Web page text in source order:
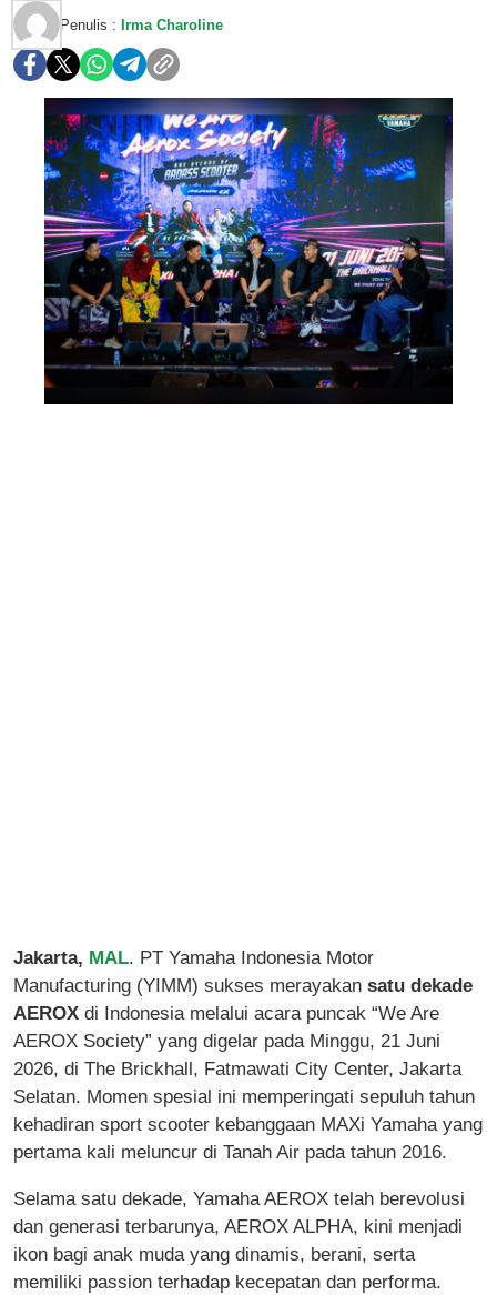
Penulis : Irma Charoline
Jakarta, MAL. PT Yamaha Indonesia Motor
Manufacturing (YIMM) sukses merayakan satu dekade
AEROX di Indonesia melalui acara puncak “We Are
AEROX Society” yang digelar pada Minggu, 21 Juni
2026, di The Brickhall, Fatmawati City Center, Jakarta
Selatan. Momen spesial ini memperingati sepuluh tahun
kehadiran sport scooter kebanggaan MAXi Yamaha yang
pertama kali meluncur di Tanah Air pada tahun 2016.
Selama satu dekade, Yamaha AEROX telah berevolusi
dan generasi terbarunya, AEROX ALPHA, kini menjadi
ikon bagi anak muda yang dinamis, berani, serta
memiliki passion terhadap kecepatan dan performa.